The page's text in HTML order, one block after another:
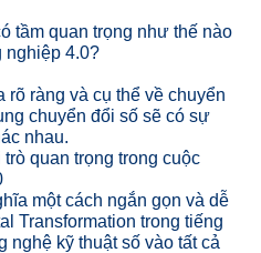
tầm quan trọng như thế nào
nghiệp 4.0?
ràng và cụ thể về chuyển
chuyển đổi số sẽ có sự
nhau.
quan trọng trong cuộc
một cách ngắn gọn và dễ
Transformation trong tiếng
nghệ kỹ thuật số vào tất cả